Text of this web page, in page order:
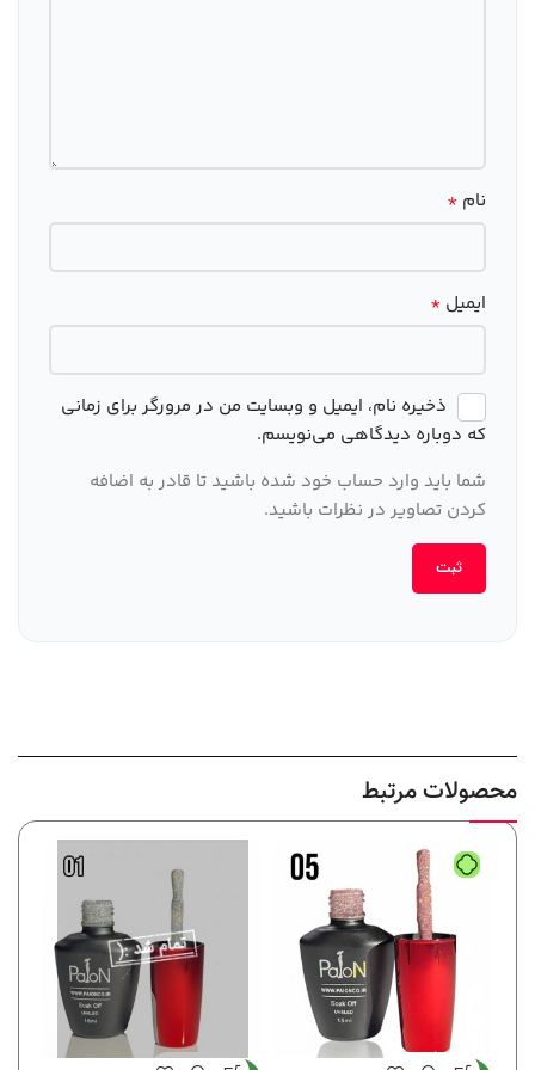
نام *
ایمیل *
ذخیره نام، ایمیل و وبسایت من در مرورگر برای زمانی
که دوباره دیدگاهی می‌نویسم.
شما باید وارد حساب خود شده باشید تا قادر به اضافه
کردن تصاویر در نظرات باشید.
محصولات مرتبط